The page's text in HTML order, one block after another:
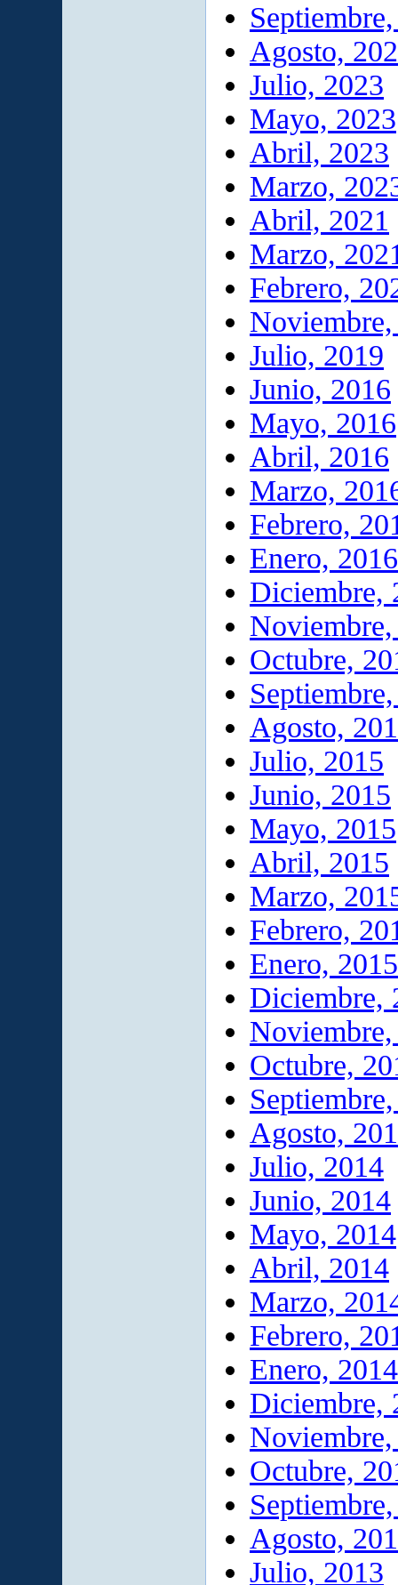
Agosto,
Julio, 2023
Mayo, 2023
Abril, 2023
Marzo,
Abril, 2021
Marzo,
Febrero,
Julio, 2019
Junio, 2016
Mayo, 2016
Abril, 2016
Marzo,
Febrero,
Enero, 2016
Diciembre,
Octubre,
Agosto,
Julio, 2015
Junio, 2015
Mayo, 2015
Abril, 2015
Marzo,
Febrero,
Enero, 2015
Diciembre,
Octubre,
Agosto,
Julio, 2014
Junio, 2014
Mayo, 2014
Abril, 2014
Marzo,
Febrero,
Enero, 2014
Diciembre,
Octubre,
Agosto,
Julio, 2013